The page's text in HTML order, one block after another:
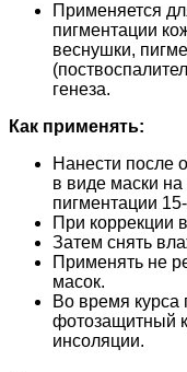
Применяется
пигментации
веснушки,
генеза.
Как применять:
Нанести после
в виде маски на
пигментации
При коррекции
Затем снять
Применять не
масок.
Во время курса
фотозащитный
инсоляции.